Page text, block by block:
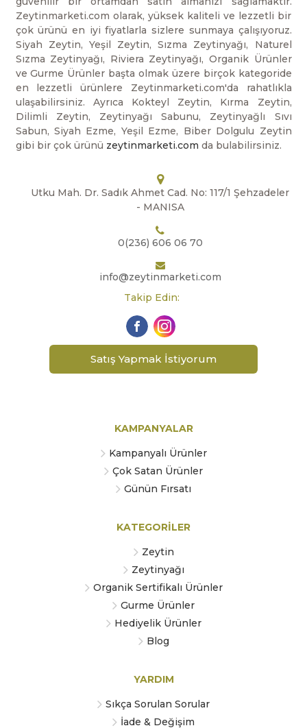
Zeytinmarketi.com olarak, yüksek kaliteli ve lezzetli bir
çok ürünü en iyi fiyatlarla sizlere sunmaya çalışıyoruz.
Siyah Zeytin, Yeşil Zeytin, Sızma Zeytinyağı, Naturel
Sızma Zeytinyağı, Riviera Zeytinyağı, Organik Ürünler
ve Gurme Ürünler başta olmak üzere birçok kategoride
en lezzetli ürünlere Zeytinmarketi.com'da rahatlıkla
ulaşabilirsiniz. Ayrıca Kokteyl Zeytin, Kırma Zeytin,
Dilimli Zeytin, Zeytinyağı Sabunu, Zeytinyağlı Sıvı
Sabun, Siyah Ezme, Yeşil Ezme, Biber Dolgulu Zeytin
gibi bir çok ürünü zeytinmarketi.com da bulabilirsiniz.
Utku Mah. Dr. Sadık Ahmet Cad. No: 117/1 Şehzadeler
- MANISA
0(236) 606 06 70
info@zeytinmarketi.com
Takip Edin:
Satış Yapmak İstiyorum
KAMPANYALAR
Kampanyalı Ürünler
Çok Satan Ürünler
Günün Fırsatı
KATEGORİLER
Zeytin
Zeytinyağı
Organik Sertifikalı Ürünler
Gurme Ürünler
Hediyelik Ürünler
Blog
YARDIM
Sıkça Sorulan Sorular
İade & Değişim